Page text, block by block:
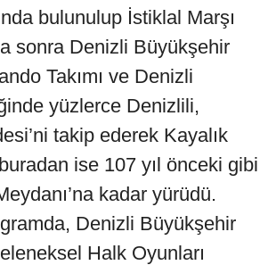
bulunulup İstiklal Marşı
sonra Denizli Büyükşehir
Takımı ve Denizli
yüzlerce Denizlili,
takip ederek Kayalık
ise 107 yıl önceki gibi
kadar yürüdü.
Denizli Büyükşehir
Halk Oyunları